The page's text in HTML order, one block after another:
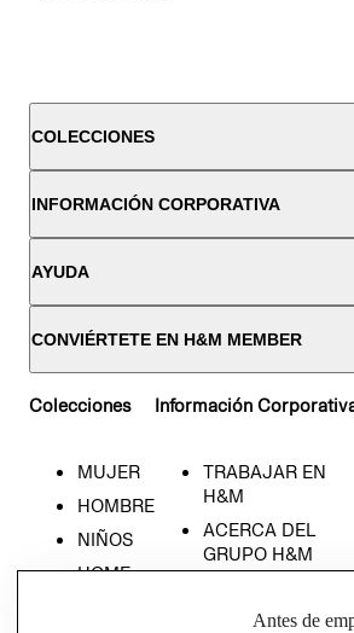
COLECCIONES
INFORMACIÓN CORPORATIVA
AYUDA
CONVIÉRTETE EN H&M MEMBER
Colecciones
MUJER
HOMBRE
NIÑOS
HOME
Información
TRABAJAR EN
H&M
ACERCA DEL
GRUPO H&M
SOCIALAntes de